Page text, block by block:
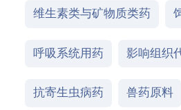
维生素类与矿物质类药
呼吸系统用药 影响组织
抗寄生虫病药 兽药原料